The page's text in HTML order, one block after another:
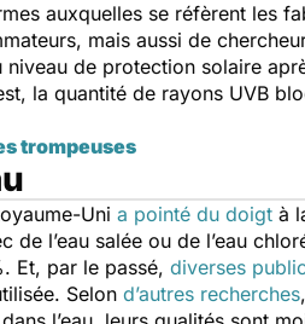
auxquelles se réfèrent les
mais aussi de
de protection solaire
la quantité de rayons UVB
trompeuses
Uni a pointé du doigt à
l’eau salée ou de l’eau
Et, par le passé, diverses
Selon d’autres recherches